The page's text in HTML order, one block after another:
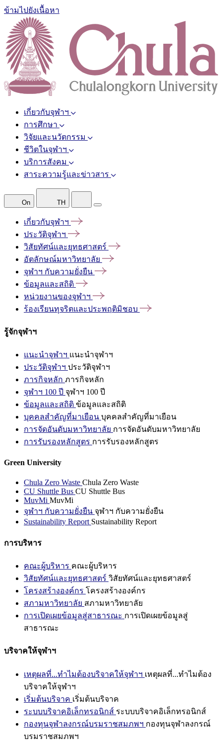
ข้ามไปยังเนื้อหา
เกี่ยวกับจุฬาฯ
การศึกษา
วิจัยและนวัตกรรม
ชีวิตในจุฬาฯ
บริการสังคม
สาระความรู้และข่าวสาร
On TH
เกี่ยวกับจุฬาฯ
ประวัติจุฬาฯ
วิสัยทัศน์และยุทธศาสตร์
อัตลักษณ์มหาวิทยาลัย
จุฬาฯ กับความยั่งยืน
ข้อมูลและสถิติ
หน่วยงานของจุฬาฯ
ร้องเรียนทุจริตและประพฤติมิชอบ
รู้จักจุฬาฯ
แนะนำจุฬาฯ แนะนำจุฬาฯ
ประวัติจุฬาฯ ประวัติจุฬาฯ
ภารกิจหลัก ภารกิจหลัก
จุฬาฯ 100 ปี จุฬาฯ 100 ปี
ข้อมูลและสถิติ ข้อมูลและสถิติ
บุคคลสำคัญที่มาเยือน บุคคลสำคัญที่มาเยือน
การจัดอันดับมหาวิทยาลัย การจัดอันดับมหาวิทยาลัย
การรับรองหลักสูตร การรับรองหลักสูตร
Green University
Chula Zero Waste Chula Zero Waste
CU Shuttle Bus CU Shuttle Bus
MuvMi MuvMi
จุฬาฯ กับความยั่งยืน จุฬาฯ กับความยั่งยืน
Sustainability Report Sustainability Report
การบริหาร
คณะผู้บริหาร คณะผู้บริหาร
วิสัยทัศน์และยุทธศาสตร์ วิสัยทัศน์และยุทธศาสตร์
โครงสร้างองค์กร โครงสร้างองค์กร
สภามหาวิทยาลัย สภามหาวิทยาลัย
การเปิดเผยข้อมูลสู่สาธารณะ การเปิดเผยข้อมูลสู่
สาธารณะ
บริจาคให้จุฬาฯ
เหตุผลที่...ทำไมต้องบริจาคให้จุฬาฯ เหตุผลที่...ทำไมต้อง
บริจาคให้จุฬาฯ
เริ่มต้นบริจาค เริ่มต้นบริจาค
ระบบบริจาคอิเล็กทรอนิกส์ ระบบบริจาคอิเล็กทรอนิกส์
กองทุนจุฬาลงกรณ์บรมราชสมภพฯ กองทุนจุฬาลงกรณ์
บรมราชสมภพฯ